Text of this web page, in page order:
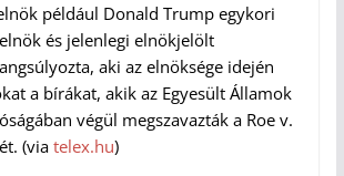
például Donald Trump egykori
és jelenlegi elnökjelölt
aki az elnöksége idején
a bírákat, akik az Egyesült Államok
végül megszavazták a Roe v.
(viatelex.hu)